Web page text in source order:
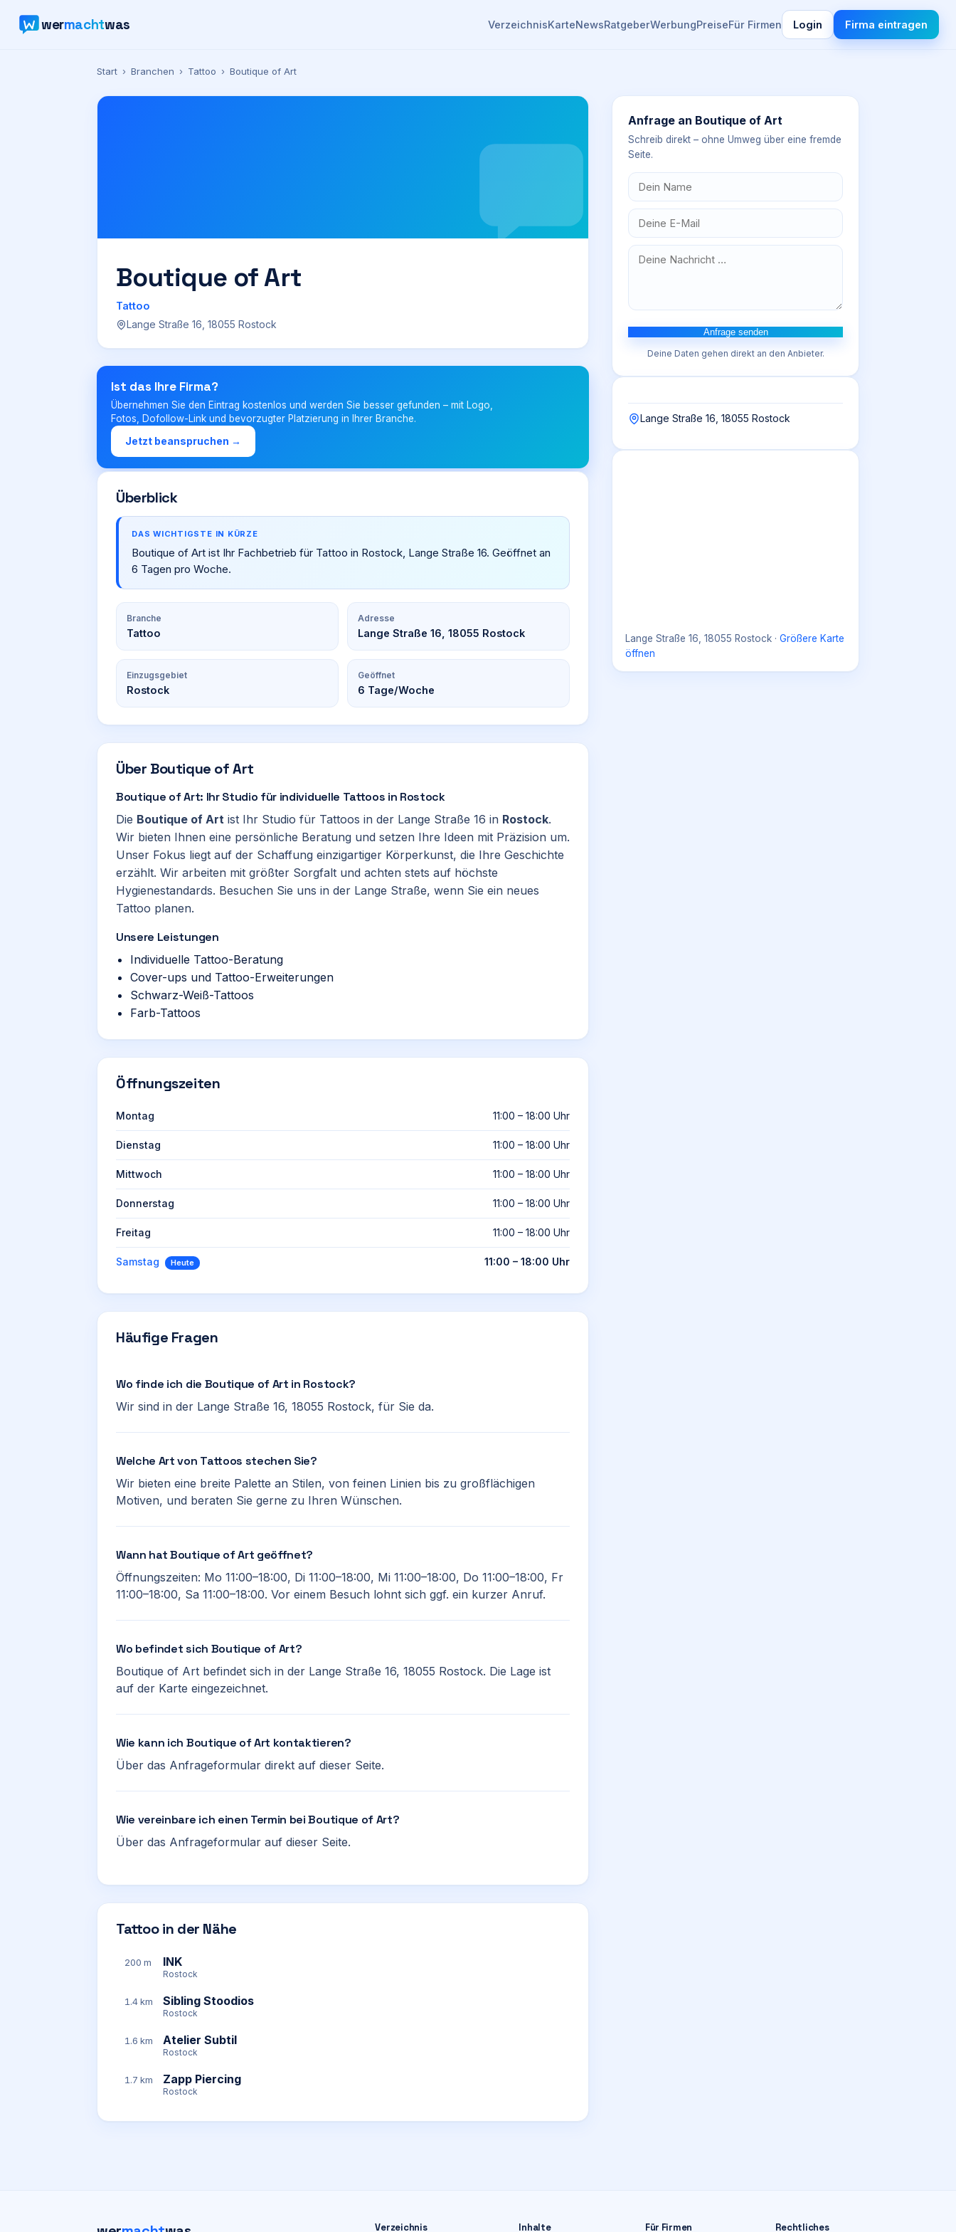
wermachtwas VerzeichnisKarteNewsRatgeberWerbungPreiseFür Firmen Login Firma eintragen
Start › Branchen › Tattoo › Boutique of Art
Boutique of Art
Tattoo
Lange Straße 16, 18055 Rostock
Ist das Ihre Firma?
Übernehmen Sie den Eintrag kostenlos und werden Sie besser gefunden – mit Logo,
Fotos, Dofollow-Link und bevorzugter Platzierung in Ihrer Branche.
Jetzt beanspruchen →
Überblick
DAS WICHTIGSTE IN KÜRZE
Boutique of Art ist Ihr Fachbetrieb für Tattoo in Rostock, Lange Straße 16. Geöffnet an
6 Tagen pro Woche.
Branche
Tattoo
Adresse
Lange Straße 16, 18055 Rostock
Einzugsgebiet
Rostock
Geöffnet
6 Tage/Woche
Über Boutique of Art
Boutique of Art: Ihr Studio für individuelle Tattoos in Rostock
Die Boutique of Art ist Ihr Studio für Tattoos in der Lange Straße 16 in Rostock.
Wir bieten Ihnen eine persönliche Beratung und setzen Ihre Ideen mit Präzision um.
Unser Fokus liegt auf der Schaffung einzigartiger Körperkunst, die Ihre Geschichte
erzählt. Wir arbeiten mit größter Sorgfalt und achten stets auf höchste
Hygienestandards. Besuchen Sie uns in der Lange Straße, wenn Sie ein neues
Tattoo planen.
Unsere Leistungen
Individuelle Tattoo-Beratung
Cover-ups und Tattoo-Erweiterungen
Schwarz-Weiß-Tattoos
Farb-Tattoos
Öffnungszeiten
Montag 11:00 – 18:00 Uhr
Dienstag 11:00 – 18:00 Uhr
Mittwoch 11:00 – 18:00 Uhr
Donnerstag 11:00 – 18:00 Uhr
Freitag 11:00 – 18:00 Uhr
Samstag Heute 11:00 – 18:00 Uhr
Häufige Fragen
Wo finde ich die Boutique of Art in Rostock?
Wir sind in der Lange Straße 16, 18055 Rostock, für Sie da.
Welche Art von Tattoos stechen Sie?
Wir bieten eine breite Palette an Stilen, von feinen Linien bis zu großflächigen
Motiven, und beraten Sie gerne zu Ihren Wünschen.
Wann hat Boutique of Art geöffnet?
Öffnungszeiten: Mo 11:00–18:00, Di 11:00–18:00, Mi 11:00–18:00, Do 11:00–18:00, Fr
11:00–18:00, Sa 11:00–18:00. Vor einem Besuch lohnt sich ggf. ein kurzer Anruf.
Wo befindet sich Boutique of Art?
Boutique of Art befindet sich in der Lange Straße 16, 18055 Rostock. Die Lage ist
auf der Karte eingezeichnet.
Wie kann ich Boutique of Art kontaktieren?
Über das Anfrageformular direkt auf dieser Seite.
Wie vereinbare ich einen Termin bei Boutique of Art?
Über das Anfrageformular auf dieser Seite.
Tattoo in der Nähe
200 m INK
Rostock
1.4 km Sibling Stoodios
Rostock
1.6 km Atelier Subtil
Rostock
1.7 km Zapp Piercing
Rostock
Anfrage an Boutique of Art
Schreib direkt – ohne Umweg über eine fremde
Seite.
Anfrage senden
Deine Daten gehen direkt an den Anbieter.
Lange Straße 16, 18055 Rostock
Lange Straße 16, 18055 Rostock · Größere Karte
öffnen
Verzeichnis Inhalte Für Firmen Rechtliches